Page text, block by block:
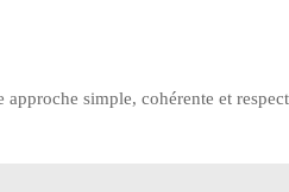
simple, cohérente et